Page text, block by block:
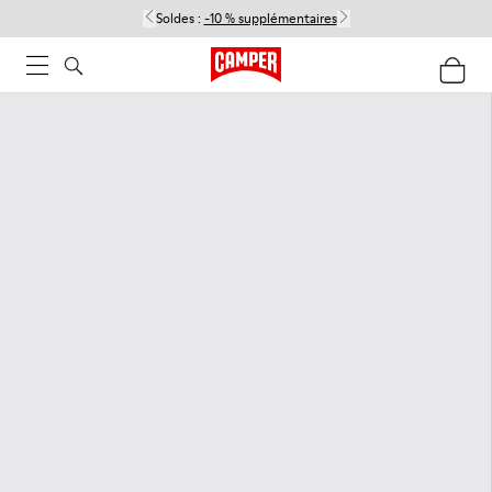
Soldes : -10 % supplémentaires